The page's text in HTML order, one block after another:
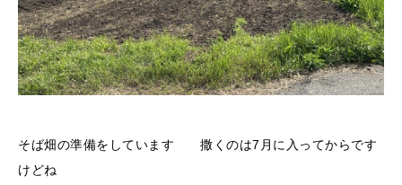
そば畑の準備をしています 撒くのは7月に入ってからです
けどね